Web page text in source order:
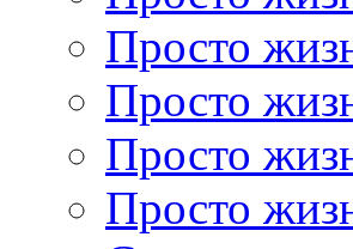
Просто
Просто
Просто
Просто